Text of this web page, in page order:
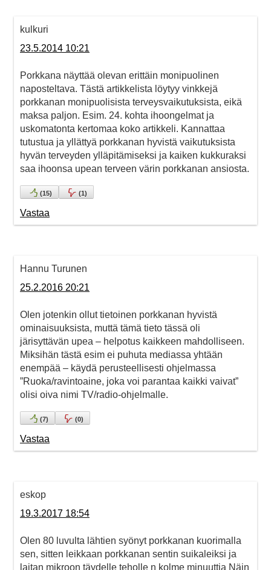
kulkuri
23.5.2014 10:21
Porkkana näyttää olevan erittäin monipuolinen
naposteltava. Tästä artikkelista löytyy vinkkejä
porkkanan monipuolisista terveysvaikutuksista, eikä
maksa paljon. Esim. 24. kohta ihoongelmat ja
uskomatonta kertomaa koko artikkeli. Kannattaa
tutustua ja yllättyä porkkanan hyvistä vaikutuksista
hyvän terveyden ylläpitämiseksi ja kaiken kukkuraksi
saa ihoonsa upean terveen värin porkkanan ansiosta.
(15) (1)
Vastaa
Hannu Turunen
25.2.2016 20:21
Olen jotenkin ollut tietoinen porkkanan hyvistä
ominaisuuksista, muttä tämä tieto tässä oli
järisyttävän upea – helpotus kaikkeen mahdolliseen.
Miksihän tästä esim ei puhuta mediassa yhtään
enempää – käydä perusteellisesti ohjelmassa
”Ruoka/ravintoaine, joka voi parantaa kaikki vaivat”
olisi oiva nimi TV/radio-ohjelmalle.
(7) (0)
Vastaa
eskop
19.3.2017 18:54
Olen 80 luvulta lähtien syönyt porkkanan kuorimalla
sen, sitten leikkaan porkkanan sentin suikaleiksi ja
laitan mikroon täydelle teholle n kolme minuuttia Näin